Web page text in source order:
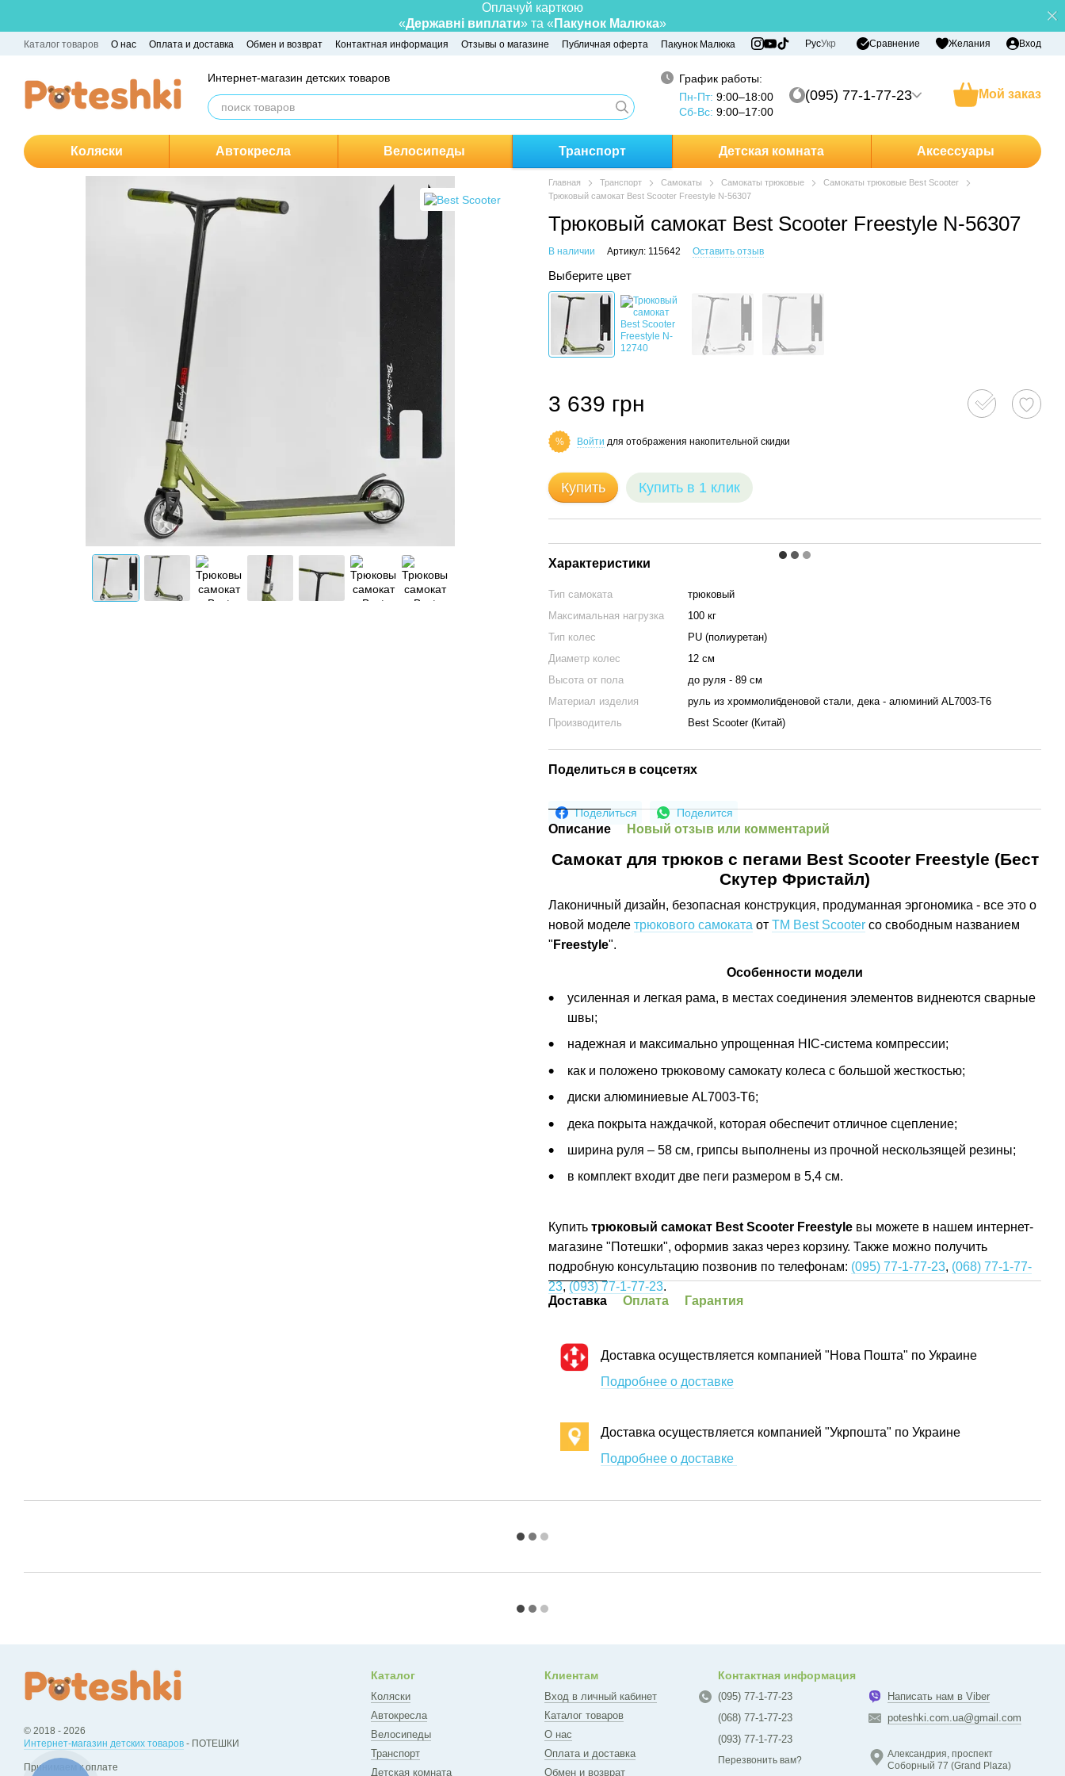
Оплачуй карткою
«Державні виплати» та « Пакунок Малюка»
Каталог товаров О нас Оплата и доставка Обмен и возврат Контактная информация Отзывы о магазине Публичная оферта Пакунок Малюка РусУкр Сравнение Желания Вход
Интернет-магазин детских товаров
График работы:
Пн-Пт: 9:00–18:00
Сб-Вс: 9:00–17:00
(095) 77-1-77-23 Мой заказ
Коляски Автокресла Велосипеды Транспорт Детская комната Аксессуары
Главная Транспорт Самокаты Самокаты трюковые
Самокаты трюковые Best Scooter
Трюковый самокат Best Scooter Freestyle N-56307
Трюковый самокат Best Scooter Freestyle N-56307
В наличии Артикул: 115642 Оставить отзыв
Выберите цвет
3 639 грн
% Войти для отображения накопительной скидки
Купить Купить в 1 клик
Характеристики
Тип самоката
трюковый
Максимальная нагрузка
100 кг
Тип колес
PU (полиуретан)
Диаметр колес
12 см
Высота от пола
до руля - 89 см
Материал изделия
руль из хроммолибденовой стали, дека - алюминий AL7003-T6
Производитель
Best Scooter (Китай)
Поделиться в соцсетях
Поделиться Поделится
Описание Новый отзыв или комментарий
Самокат для трюков с пегами Best Scooter Freestyle (Бест
Скутер Фристайл)
Лаконичный дизайн, безопасная конструкция, продуманная эргономика - все это о
новой моделе трюкового самоката от ТМ Best Scooter со свободным названием
" Freestyle".
Особенности модели
усиленная и легкая рама, в местах соединения элементов виднеются сварные
швы;
надежная и максимально упрощенная HIC-система компрессии;
как и положено трюковому самокату колеса с большой жесткостью;
диски алюминиевые AL7003-T6;
дека покрыта наждачкой, которая обеспечит отличное сцепление;
ширина руля – 58 см, грипсы выполнены из прочной нескользящей резины;
в комплект входит две пеги размером в 5,4 см.
Купить трюковый самокат Best Scooter Freestyle вы можете в нашем интернет-
магазине "Потешки", оформив заказ через корзину. Также можно получить
подробную консультацию позвонив по телефонам: (095) 77-1-77-23, (068) 77-1-77-
23, (093) 77-1-77-23.
Доставка
Оплата Гарантия
Доставка осуществляется компанией "Нова Пошта" по Украине
Подробнее о доставке
Доставка осуществляется компанией "Укрпошта" по Украине
Подробнее о доставке
© 2018 - 2026
Интернет-магазин детских товаров - ПОТЕШКИ
Принимаем к оплате
Каталог
Коляски
Автокресла
Велосипеды
Транспорт
Детская комната
Клиентам
Вход в личный кабинет
Каталог товаров
О нас
Оплата и доставка
Обмен и возврат
Контактная информация
(095) 77-1-77-23
(068) 77-1-77-23
(093) 77-1-77-23
Перезвонить вам?
Написать нам в Viber
poteshki.com.ua@gmail.com
Александрия, проспект
Соборный 77 (Grand Plaza)